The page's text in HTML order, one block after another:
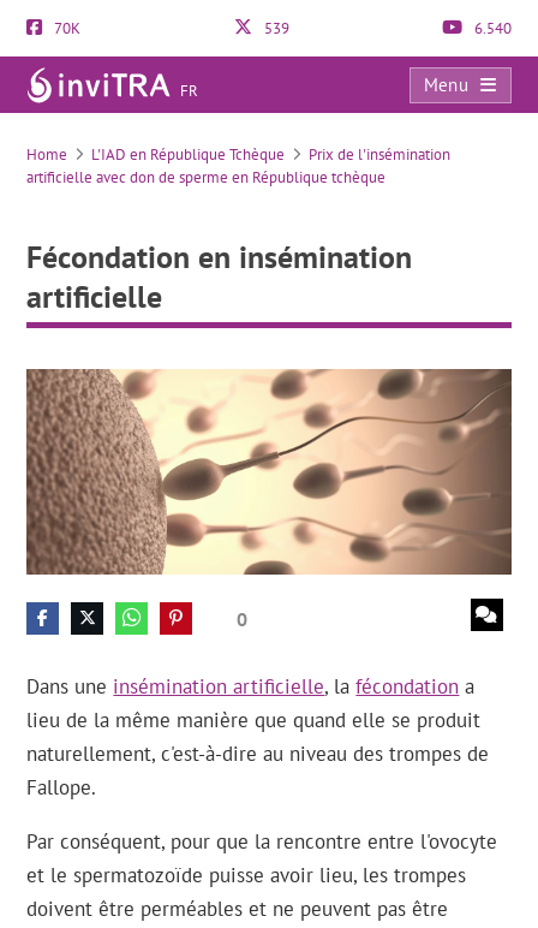
70K 539 6.540
FR
Menu
Fécondation en insémination artificielle
Home L'IAD en République Tchèque
Prix de l'insémination
artificielle avec don de sperme en République tchèque
Fécondation en insémination
artificielle
0
Dans une insémination artificielle, lafécondation a
lieu de la même manière que quand elle se produit
naturellement, c'est-à-dire au niveau des trompes de
Fallope.
Par conséquent, pour que la rencontre entre l'ovocyte
et le spermatozoïde puisse avoir lieu, les trompes
doivent être perméables et ne peuvent pas être